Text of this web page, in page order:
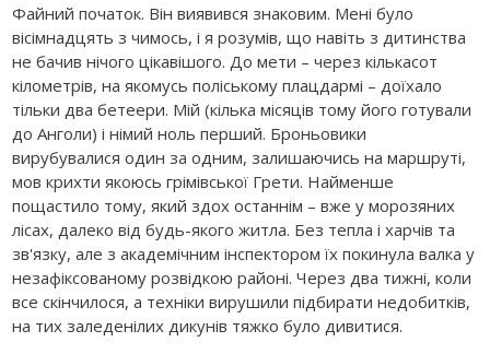
Файний початок. Він виявився знаковим. Мені було
вісімнадцять з чимось, і я розумів, що навіть з дитинства
не бачив нічого цікавішого. До мети – через кількасот
кілометрів, на якомусь поліському плацдармі – доїхало
тільки два бетеери. Мій (кілька місяців тому його готували
до Анголи) і німий ноль перший. Броньовики
вирубувалися один за одним, залишаючись на маршруті,
мов крихти якоюсь грімівської Грети. Найменше
пощастило тому, який здох останнім – вже у морозяних
лісах, далеко від будь-якого житла. Без тепла і харчів та
зв'язку, але з академічним інспектором їх покинула валка у
незафіксованому розвідкою районі. Через два тижні, коли
все скінчилося, а техніки вирушили підбирати недобитків,
на тих заледенілих дикунів тяжко було дивитися.